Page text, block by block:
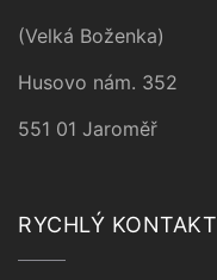
(Velká Boženka)
Husovo nám. 352
551 01 Jaroměř
RYCHLÝ KONTAKT